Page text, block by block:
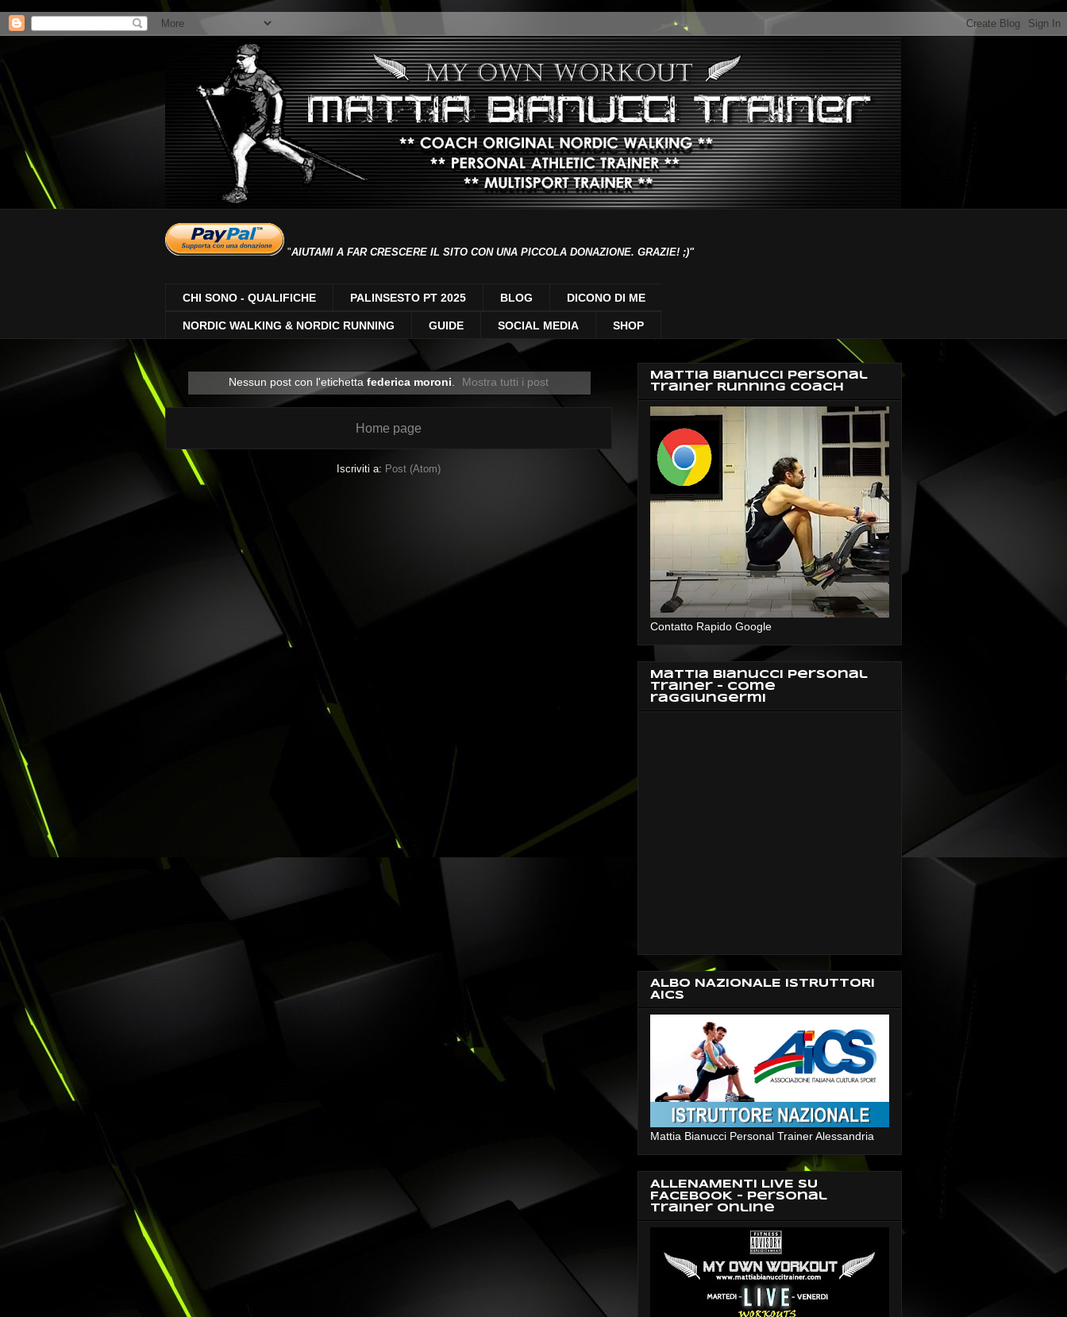
"AIUTAMI A FAR CRESCERE IL SITO CON UNA PICCOLA DONAZIONE. GRAZIE! ;)"
CHI SONO - QUALIFICHE PALINSESTO PT 2025 BLOG DICONO DI ME
NORDIC WALKING & NORDIC RUNNING GUIDE SOCIAL MEDIA SHOP
Nessun post con l'etichetta federica moroni. Mostra tutti i post
Home page
Iscriviti a: Post (Atom)
Mattia Bianucci Personal
Trainer Running Coach
Contatto Rapido Google
Mattia Bianucci Personal
Trainer - Come
raggiungermi
ALBO NAZIONALE ISTRUTTORI
AICS
Mattia Bianucci Personal Trainer Alessandria
ALLENAMENTI LIVE SU
FACEBOOK - Personal
Trainer Online